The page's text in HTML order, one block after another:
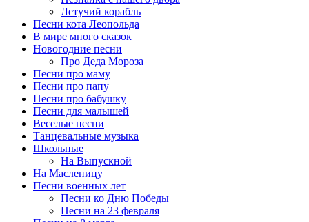
Летучий корабль
Песни кота Леопольда
В мире много сказок
Новогодние песни
Про Деда Мороза
Песни про маму
Песни про папу
Песни про бабушку
Песни для малышей
Веселые песни
Танцевальные музыка
Школьные
На Выпускной
На Масленицу
Песни военных лет
Песни ко Дню Победы
Песни на 23 февраля